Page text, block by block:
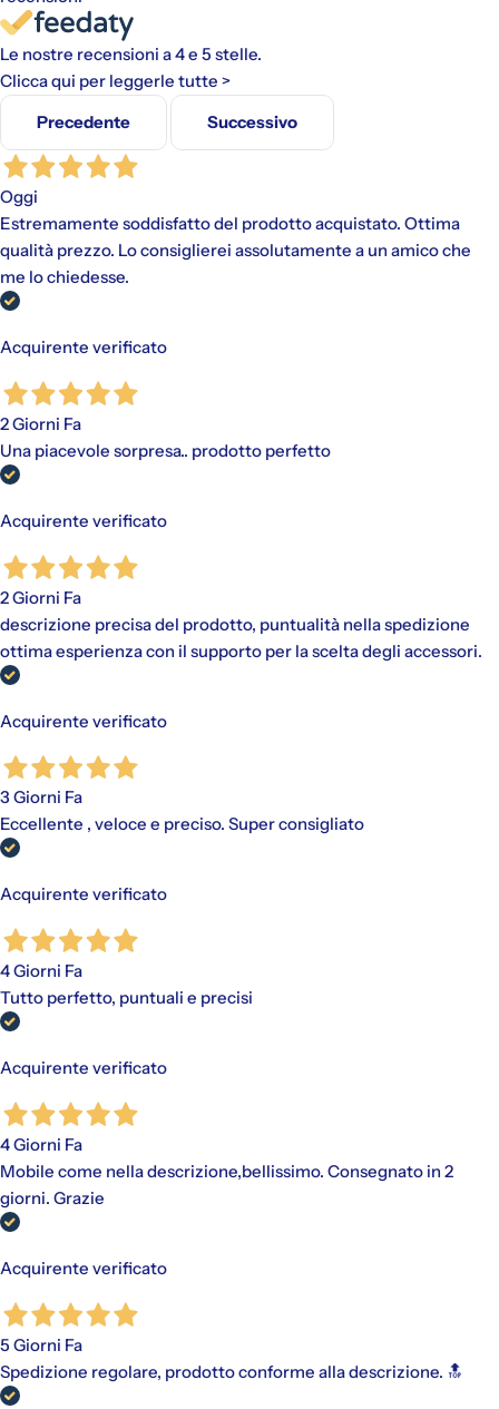
Gli addebiti avverranno automaticamente sul metodo di
pagamento scelto, senza alcun costo aggiuntivo.
acquisti idonei (da €30,00 a €2.000,00).
Disponibile con PayPal e tramite Scalapay (VISA, Mastercard
e AMEX).
Le nostre recensioni a 4 e 5 stelle.
Clicca qui per leggerle tutte >
Precedente
Successivo
Oggi
Estremamente soddisfatto del prodotto acquistato. Ottima
qualità prezzo. Lo consiglierei assolutamente a un amico che
me lo chiedesse.
Acquirente verificato
2 Giorni Fa
Una piacevole sorpresa.. prodotto perfetto
Acquirente verificato
2 Giorni Fa
descrizione precisa del prodotto, puntualità nella spedizione
ottima esperienza con il supporto per la scelta degli accessori.
Acquirente verificato
3 Giorni Fa
Eccellente , veloce e preciso. Super consigliato
Acquirente verificato
4 Giorni Fa
Tutto perfetto, puntuali e precisi
Acquirente verificato
4 Giorni Fa
Mobile come nella descrizione,bellissimo. Consegnato in 2
giorni. Grazie
Acquirente verificato
5 Giorni Fa
Spedizione regolare, prodotto conforme alla descrizione. 🔝